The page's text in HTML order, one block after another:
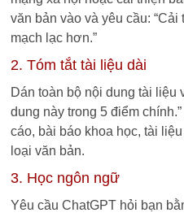
văn bản vào và yêu cầu:
mạch lạc hơn.”
2. Tóm tắt tài liệu dài
Dán toàn bộ nội dung tài liệu
dung này trong 5 điểm
cáo, bài báo khoa học, tài
loại văn bản.
3. Học ngôn ngữ
Yêu cầu ChatGPT hỏi bạn